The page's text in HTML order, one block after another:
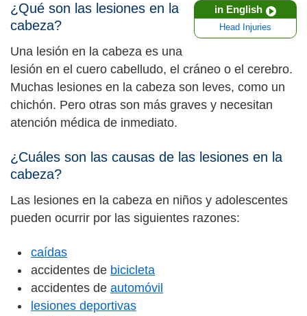
in English
Head Injuries
¿Qué son las lesiones en la
cabeza?
Una lesión en la cabeza es una
lesión en el cuero cabelludo, el cráneo o el cerebro.
Muchas lesiones en la cabeza son leves, como un
chichón. Pero otras son más graves y necesitan
atención médica de inmediato.
¿Cuáles son las causas de las lesiones en la
cabeza?
Las lesiones en la cabeza en niños y adolescentes
pueden ocurrir por las siguientes razones:
caídas
accidentes de bicicleta
accidentes de automóvil
lesiones deportivas